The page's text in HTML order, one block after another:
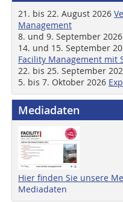
21. bis 22. August 2026
Management
8. und 9. September 2026
14. und 15. September
Facility Management mit
22. bis 25. September
5. bis 7. Oktober 2026
Mediadaten
Hier finden Sie unsere
Mediadaten